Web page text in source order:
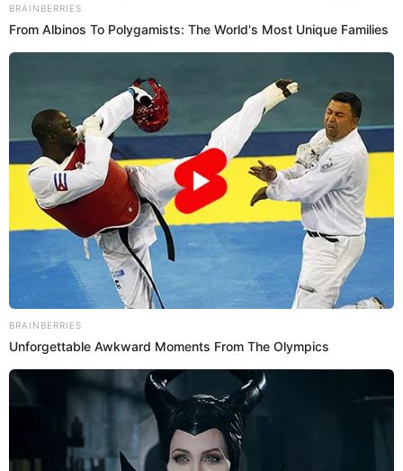
03 Dic 2019 | 10:30 h
Giannina Luján sobre Tilsa Lozano: “Le gustan los
juguetes usados”
Giannina Luján arremete contra Tilsa Lozano por salidas con ex
El Popular